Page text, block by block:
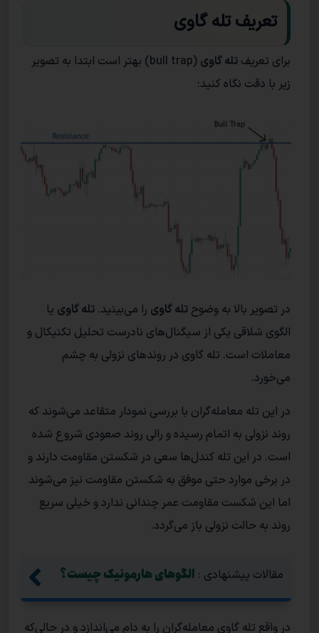
تعریف تله گاوی
برای تعریف تله گاوی
(bull trap) بهتر است ابتدا به تصویر
زیر با دقت نگاه کنید:
در تصویر بالا به وضوح تله گاوی را می‌بینید. تله گاوی یا
الگوی شلاقی یکی از سیگنال‌های نادرست تحلیل تکنیکال و
معاملات است. تله گاوی در روندهای نزولی به چشم
می‌خورد.
در این تله معامله‌گران با بررسی نمودار متقاعد می‌شوند که
روند نزولی به اتمام رسیده و رالی روند صعودی شروع شده
است. در این تله کندل‌ها سعی در شکستن مقاومت دارند و
در برخی موارد حتی موفق به شکستن مقاومت نیز می‌شوند
اما این شکست مقاومت عمر چندانی ندارد و خیلی سریع
روند به حالت نزولی باز می‌گردد.
مقالات پیشنهادی : الگوهای هارمونیک چیست؟
در واقع تله گاوی معامله‌گران را به دام می‌اندازد و در حالی‌که